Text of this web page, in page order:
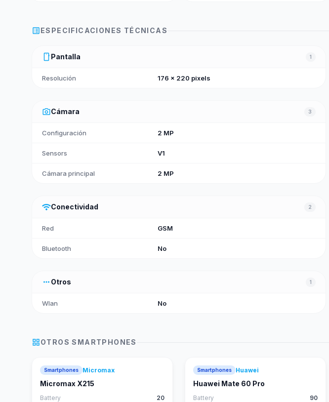
list_altESPECIFICACIONES TÉCNICAS
smartphone Pantalla 1
Resolución 176 x 220 pixels
photo_cameraCámara 3
Configuración 2 MP
Sensors V1
Cámara principal 2 MP
wifiConectividad 2
Red GSM
Bluetooth No
more_horiz Otros 1
Wlan No
grid_viewOTROSSMARTPHONES
Smartphones Micromax
Micromax X215
Battery
20
Smartphones Huawei
Huawei Mate 60 Pro
Battery
90